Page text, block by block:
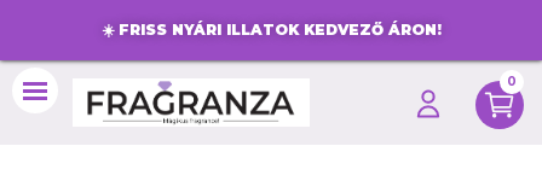
☀️ FRISS NYÁRI ILLATOK KEDVEZŐ ÁRON!
0